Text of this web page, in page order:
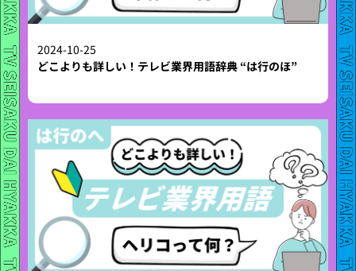
2024-10-25
どこよりも詳しい！テレビ業界用語辞典 “は行のほ”